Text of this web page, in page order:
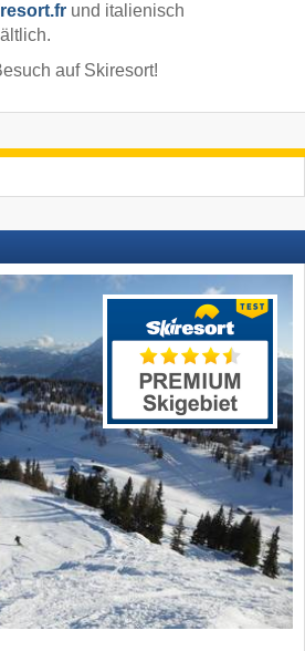
und italienisch
auf Skiresort!